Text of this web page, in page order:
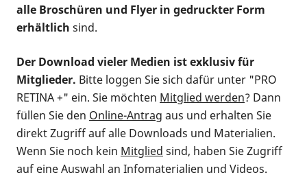
alle Broschüren und Flyer in gedruckter Form
erhältlich sind.
Der Download vieler Medien ist exklusiv für
Mitglieder. Bitte loggen Sie sich dafür unter "PRO
RETINA +" ein. Sie möchten Mitglied werden? Dann
füllen Sie den Online-Antrag aus und erhalten Sie
direkt Zugriff auf alle Downloads und Materialien.
Wenn Sie noch kein Mitglied sind, haben Sie Zugriff
auf eine Auswahl an Infomaterialien und Videos.